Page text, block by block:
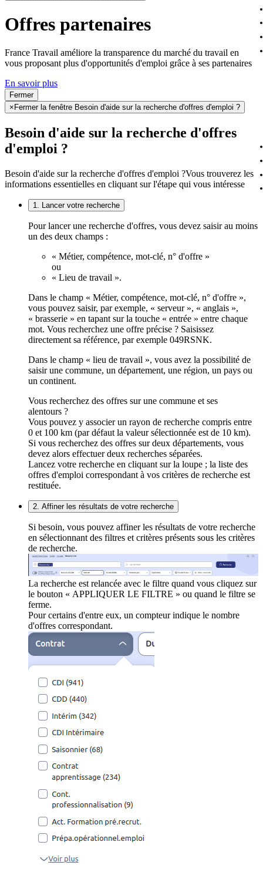
Offres partenaires
France Travail améliore la transparence du marché du travail en
vous proposant plus d'opportunités d'emploi grâce à ses partenaires
En savoir plus
Fermer
× Fermer la fenêtre Besoin d'aide sur la recherche d'offres d'emploi ?
Besoin d'aide sur la recherche d'offres
d'emploi ?
Besoin d'aide sur la recherche d'offres d'emploi ?Vous trouverez les
informations essentielles en cliquant sur l'étape qui vous intéresse
1. Lancer votre recherche
Pour lancer une recherche d'offres, vous devez saisir au moins
un des deux champs :
« Métier, compétence, mot-clé, n° d'offre »
ou
« Lieu de travail ».
Dans le champ « Métier, compétence, mot-clé, n° d'offre »,
vous pouvez saisir, par exemple, « serveur », « anglais »,
« brasserie » en tapant sur la touche « entrée » entre chaque
mot. Vous recherchez une offre précise ? Saisissez
directement sa référence, par exemple 049RSNK.
Dans le champ « lieu de travail », vous avez la possibilité de
saisir une commune, un département, une région, un pays ou
un continent.
Vous recherchez des offres sur une commune et ses
alentours ?
Vous pouvez y associer un rayon de recherche compris entre
0 et 100 km (par défaut la valeur sélectionnée est de 10 km).
Si vous recherchez des offres sur deux départements, vous
devez alors effectuer deux recherches séparées.
Lancez votre recherche en cliquant sur la loupe ; la liste des
offres d'emploi correspondant à vos critères de recherche est
restituée.
2. Affiner les résultats de votre recherche
Si besoin, vous pouvez affiner les résultats de votre recherche
en sélectionnant des filtres et critères présents sous les critères
de recherche.
La recherche est relancée avec le filtre quand vous cliquez sur
le bouton « APPLIQUER LE FILTRE » ou quand le filtre se
ferme.
Pour certains d'entre eux, un compteur indique le nombre
d'offres correspondant.